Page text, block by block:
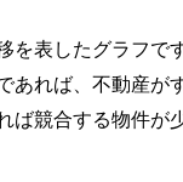
表したグラフです
あれば、不動産が
ば競合する物件が